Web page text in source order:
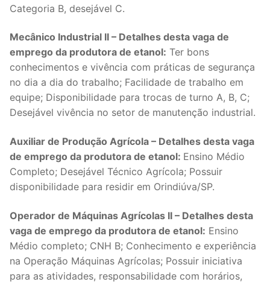
Categoria B, desejável C.
Mecânico Industrial II – Detalhes desta vaga de
emprego da produtora de etanol: Ter bons
conhecimentos e vivência com práticas de segurança
no dia a dia do trabalho; Facilidade de trabalho em
equipe; Disponibilidade para trocas de turno A, B, C;
Desejável vivência no setor de manutenção industrial.
Auxiliar de Produção Agrícola – Detalhes desta vaga
de emprego da produtora de etanol: Ensino Médio
Completo; Desejável Técnico Agrícola; Possuir
disponibilidade para residir em Orindiúva/SP.
Operador de Máquinas Agrícolas II – Detalhes desta
vaga de emprego da produtora de etanol: Ensino
Médio completo; CNH B; Conhecimento e experiência
na Operação Máquinas Agrícolas; Possuir iniciativa
para as atividades, responsabilidade com horários,